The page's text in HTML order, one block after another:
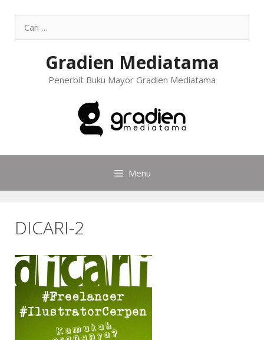
Gradien Mediatama
Penerbit Buku Mayor Gradien Mediatama
Menu
DICARI-2